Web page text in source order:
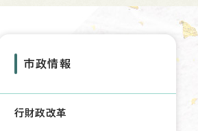
市政情報
行財政改革